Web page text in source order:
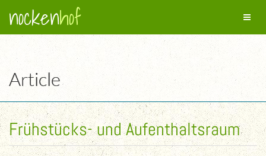
nockenhof
Toggle
Article
Frühstücks- und Aufenthaltsraum